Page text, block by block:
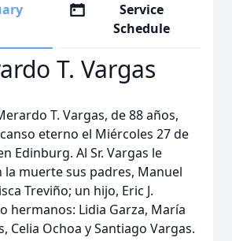
Service
Schedule
T. Vargas
T. Vargas, de 88 años,
eterno el Miércoles 27 de
Edinburg. Al Sr. Vargas le
la muerte sus padres, Manuel
Treviño; un hijo, Eric J.
hermanos: Lidia Garza, María
Celia Ochoa y Santiago Vargas.